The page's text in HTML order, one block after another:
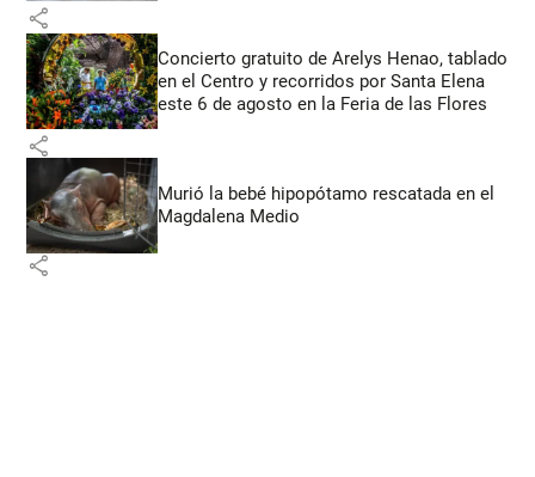
share
Concierto gratuito de Arelys Henao, tablado
en el Centro y recorridos por Santa Elena
este 6 de agosto en la Feria de las Flores
share
Murió la bebé hipopótamo rescatada en el
Magdalena Medio
share